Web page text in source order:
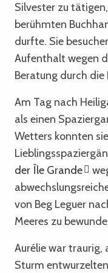
Silvester zu tätigen,
berühmten
durfte. Sie
Aufenthalt wegen
Beratung durch die
Am Tag nach
als einen
Wetters konnten sie
der Île Grande
von Beg Leguer
Meeres zu
Aurélie war traurig,
Sturm entwurzelten